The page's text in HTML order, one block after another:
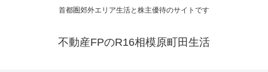
首都圏郊外エリア生活と株主優待のサイトです
不動産FPのR16相模原町田生活